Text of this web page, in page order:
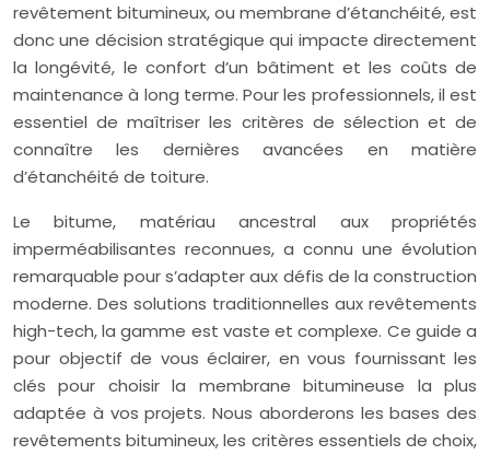
revêtement bitumineux, ou membrane d’étanchéité, est
donc une décision stratégique qui impacte directement
la longévité, le confort d’un bâtiment et les coûts de
maintenance à long terme. Pour les professionnels, il est
essentiel de maîtriser les critères de sélection et de
connaître les dernières avancées en matière
d’étanchéité de toiture.
Le bitume, matériau ancestral aux propriétés
imperméabilisantes reconnues, a connu une évolution
remarquable pour s’adapter aux défis de la construction
moderne. Des solutions traditionnelles aux revêtements
high-tech, la gamme est vaste et complexe. Ce guide a
pour objectif de vous éclairer, en vous fournissant les
clés pour choisir la membrane bitumineuse la plus
adaptée à vos projets. Nous aborderons les bases des
revêtements bitumineux, les critères essentiels de choix,